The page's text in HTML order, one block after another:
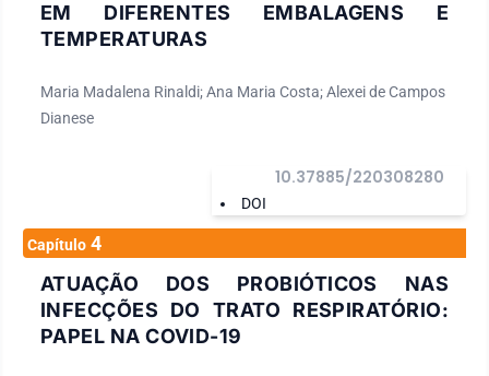
EM DIFERENTES EMBALAGENS E
TEMPERATURAS
Maria Madalena Rinaldi; Ana Maria Costa; Alexei de Campos
Dianese
DOI
10.37885/220308280
Capítulo 4
ATUAÇÃO DOS PROBIÓTICOS NAS
INFECÇÕES DO TRATO RESPIRATÓRIO:
PAPEL NA COVID-19